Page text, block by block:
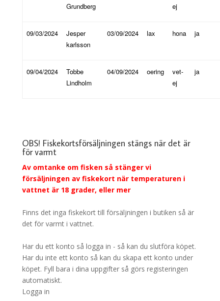
Grundberg
ej
09/03/2024
Jesper
karlsson
03/09/2024 lax hona ja
09/04/2024
Tobbe
Lindholm
04/09/2024 oering
vet-
ej
ja
OBS! Fiskekortsförsäljningen stängs när det är
för varmt
Av omtanke om fisken så stänger vi
försäljningen av fiskekort när temperaturen i
vattnet är 18 grader, eller mer
Finns det inga fiskekort till försäljningen i butiken så är
det för varmt i vattnet.
Har du ett konto så logga in - så kan du slutföra köpet.
Har du inte ett konto så kan du skapa ett konto under
köpet. Fyll bara i dina uppgifter så görs registeringen
automatiskt.
Logga in